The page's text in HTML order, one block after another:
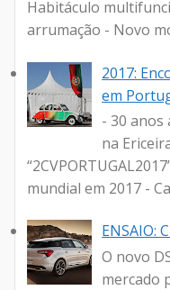
Habitáculo
arrumação - Novo
2017:
em
- 30
na
mundial em 2017 -
ENSAIO:
O novo
mercado